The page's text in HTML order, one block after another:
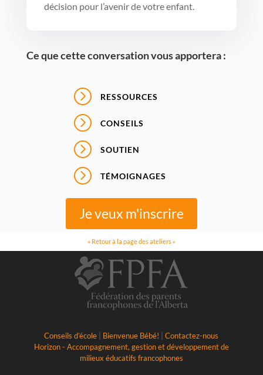
décision pour l’avenir de votre enfant.
Ce que cette conversation vous apportera :
= RESSOURCES
= CONSEILS
= SOUTIEN
= TÉMOIGNAGES
Je veux m'inscrire
» Retour à la page des ateliers «
Conseils d’école Bienvenue Bébé! |Contactez-nous
Horizon - Accompagnement, gestion et développement de
milieux éducatifs francophones